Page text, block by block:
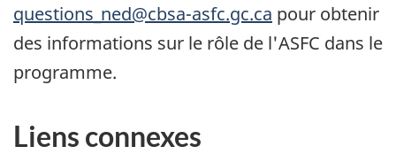
questions_ned@cbsa-asfc.gc.ca pour obtenir
des informations sur le rôle de l'ASFC dans le
programme.
Liens connexes